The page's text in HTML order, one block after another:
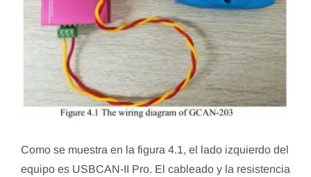
Como se muestra en la figura 4.1, el lado izquierdo del
equipo es USBCAN-II Pro. El cableado y la resistencia